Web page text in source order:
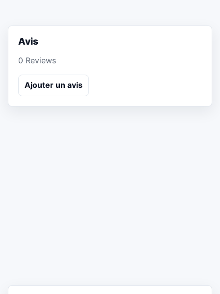
Avis
0 Reviews
Ajouter un avis